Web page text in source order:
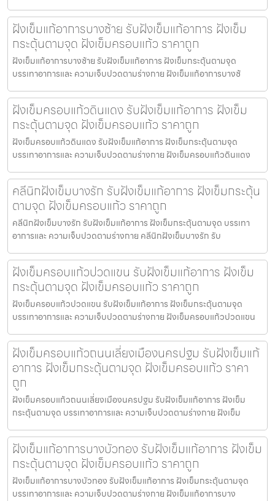
ฝังเข็มแก้อาการบางซ้าย รับฝังเข็มแก้อาการ ฝังเข็ม
กระตุ้นตามจุด ฝังเข็มครอบแก้ว ราคาถูก
ฝังเข็มแก้อาการบางซ้าย รับฝังเข็มแก้อาการ ฝังเข็มกระตุ้นตามจุด
บรรเทาอาการและ ความเจ็บปวดตามร่างกาย ฝังเข็มแก้อาการบางซ้
ฝังเข็มครอบแก้วดินแดง รับฝังเข็มแก้อาการ ฝังเข็ม
กระตุ้นตามจุด ฝังเข็มครอบแก้ว ราคาถูก
ฝังเข็มครอบแก้วดินแดง รับฝังเข็มแก้อาการ ฝังเข็มกระตุ้นตามจุด
บรรเทาอาการและ ความเจ็บปวดตามร่างกาย ฝังเข็มครอบแก้วดินแดง
คลีนิกฝังเข็มบางรัก รับฝังเข็มแก้อาการ ฝังเข็มกระตุ้น
ตามจุด ฝังเข็มครอบแก้ว ราคาถูก
คลีนิกฝังเข็มบางรัก รับฝังเข็มแก้อาการ ฝังเข็มกระตุ้นตามจุด บรรเทา
อาการและ ความเจ็บปวดตามร่างกาย คลีนิกฝังเข็มบางรัก รับ
ฝังเข็มครอบแก้วปวดแขน รับฝังเข็มแก้อาการ ฝังเข็ม
กระตุ้นตามจุด ฝังเข็มครอบแก้ว ราคาถูก
ฝังเข็มครอบแก้วปวดแขน รับฝังเข็มแก้อาการ ฝังเข็มกระตุ้นตามจุด
บรรเทาอาการและ ความเจ็บปวดตามร่างกาย ฝังเข็มครอบแก้วปวดแขน
ฝังเข็มครอบแก้วถนนเลี่ยงเมืองนครปฐม รับฝังเข็มแก้
อาการ ฝังเข็มกระตุ้นตามจุด ฝังเข็มครอบแก้ว ราคา
ถูก
ฝังเข็มครอบแก้วถนนเลี่ยงเมืองนครปฐม รับฝังเข็มแก้อาการ ฝังเข็ม
กระตุ้นตามจุด บรรเทาอาการและ ความเจ็บปวดตามร่างกาย ฝังเข็ม
ฝังเข็มแก้อาการบางบัวทอง รับฝังเข็มแก้อาการ ฝังเข็ม
กระตุ้นตามจุด ฝังเข็มครอบแก้ว ราคาถูก
ฝังเข็มแก้อาการบางบัวทอง รับฝังเข็มแก้อาการ ฝังเข็มกระตุ้นตามจุด
บรรเทาอาการและ ความเจ็บปวดตามร่างกาย ฝังเข็มแก้อาการบาง